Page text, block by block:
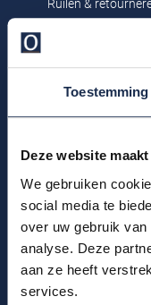
Toestemming
Deze website
We gebruiken
social media te
over uw gebruik
analyse. Deze
aan ze heeft
services.
State of Art
Tommy Hilfiger
Vanguard
Roy Robson
Seidensticker
Slater
State of Art
Ruilen &
Veelgestelde
Kledingonderhoud
Actievoorwaarden
Winkel
Winkel &